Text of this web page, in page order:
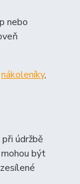
nebo
nákoleníky,
údržbě
být